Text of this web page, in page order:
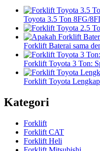
Toyota 3.5 Ton 8FG/
Forklift Baterai sama
Forklift Toyota 3 Ton:
Forklift Toyota
Kategori
Forklift
Forklift CAT
Forklift Heli